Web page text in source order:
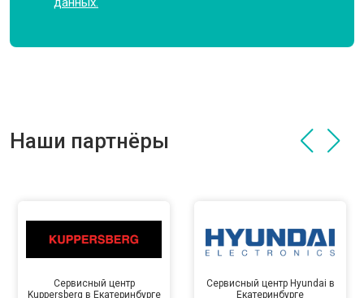
Наши партнёры
Сервисный центр
Kuppersberg в Екатеринбурге
Сервисный центр Hyundai в
Екатеринбурге